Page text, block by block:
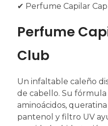
✔ Perfume Capilar
Perfume
Club
Un infaltable caleño
de cabello. Su
aminoácidos,
pantenol y filtro UV